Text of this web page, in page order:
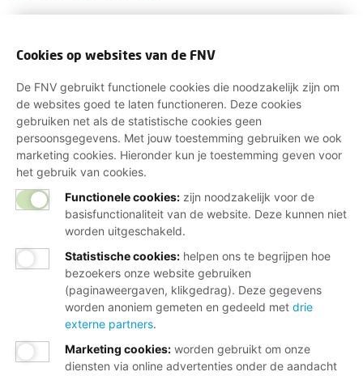
Cookies op websites van de FNV
De FNV gebruikt functionele cookies die noodzakelijk zijn om
de websites goed te laten functioneren. Deze cookies
gebruiken net als de statistische cookies geen
persoonsgegevens. Met jouw toestemming gebruiken we ook
marketing cookies. Hieronder kun je toestemming geven voor
het gebruik van cookies.
Functionele cookies: zijn noodzakelijk voor de
basisfunctionaliteit van de website. Deze kunnen niet
worden uitgeschakeld.
Statistische cookies: helpen ons te begrijpen hoe
bezoekers onze website gebruiken
(paginaweergaven, klikgedrag). Deze gegevens
worden anoniem gemeten en gedeeld met drie
externe partners.
Marketing cookies: worden gebruikt om onze
diensten via online advertenties onder de aandacht